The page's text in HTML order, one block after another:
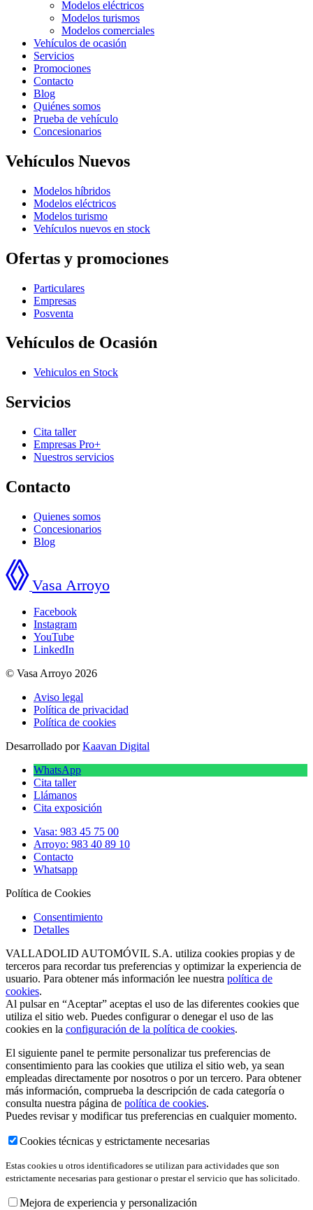
Modelos eléctricos
Modelos turismos
Modelos comerciales
Vehículos de ocasión
Servicios
Promociones
Contacto
Blog
Quiénes somos
Prueba de vehículo
Concesionarios
Vehículos Nuevos
Modelos híbridos
Modelos eléctricos
Modelos turismo
Vehículos nuevos en stock
Ofertas y promociones
Particulares
Empresas
Posventa
Vehículos de Ocasión
Vehiculos en Stock
Servicios
Cita taller
Empresas Pro+
Nuestros servicios
Contacto
Quienes somos
Concesionarios
Blog
Vasa Arroyo
Facebook
Instagram
YouTube
LinkedIn
© Vasa Arroyo 2026
Aviso legal
Política de privacidad
Política de cookies
Desarrollado porKaavan Digital
WhatsApp
Cita taller
Llámanos
Cita exposición
Vasa: 983 45 75 00
Arroyo: 983 40 89 10
Contacto
Whatsapp
Política de Cookies
Consentimiento
Detalles
VALLADOLID AUTOMÓVIL S.A. utiliza cookies propias y de
terceros para recordar tus preferencias y optimizar la experiencia de
usuario. Para obtener más información lee nuestra política de
cookies.
Al pulsar en “Aceptar” aceptas el uso de las diferentes cookies que
utiliza el sitio web. Puedes configurar o denegar el uso de las
cookies en la configuración de la política de cookies.
El siguiente panel te permite personalizar tus preferencias de
consentimiento para las cookies que utiliza el sitio web, ya sean
empleadas directamente por nosotros o por un tercero. Para obtener
más información, comprueba la descripción de cada categoría o
consulta nuestra página de política de cookies.
Puedes revisar y modificar tus preferencias en cualquier momento.
Cookies técnicas y estrictamente necesarias
Estas cookies u otros identificadores se utilizan para actividades que son
estrictamente necesarias para gestionar o prestar el servicio que has solicitado.
Mejora de experiencia y personalización